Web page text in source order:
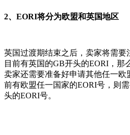
2、EORI将分为欧盟和英国地区
英国过渡期结束之后，卖家将需要
目前有英国的GB开头的EORI，那
卖家还需要准备好申请其他任一欧
前有欧盟任一国家的EORI号，则
头的EORI号。